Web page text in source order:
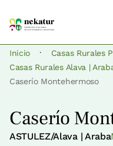
Inicio · Casas Rurales
Casas Rurales Alava |
Caserío Montehermoso
Caserío
ASTULEZ/Alava | Araba